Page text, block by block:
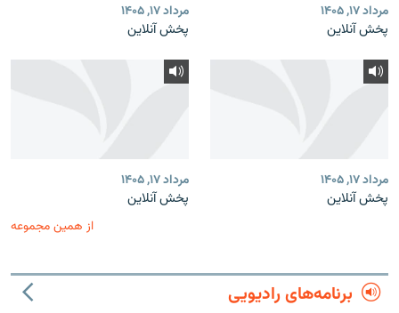
مرداد ۱۷, ۱۴۰۵
پخش آنلاین
مرداد ۱۷, ۱۴۰۵
پخش آنلاین
مرداد ۱۷, ۱۴۰۵
پخش آنلاین
مرداد ۱۷, ۱۴۰۵
پخش آنلاین
از همین مجموعه
برنامه‌های رادیویی